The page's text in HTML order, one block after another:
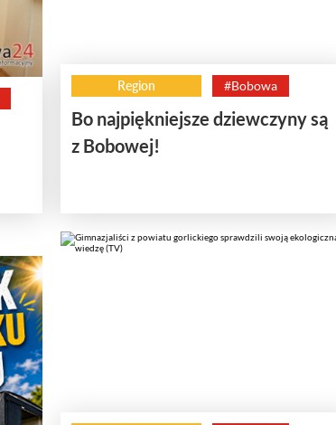
Region #Bobowa
Bo najpiękniejsze dziewczyny są
z Bobowej!